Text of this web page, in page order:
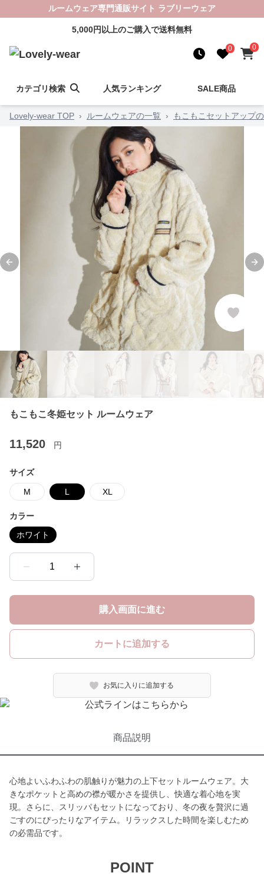
ルームウェア専門通販サイト ラブリーウェア
5,000円以上のご購入で送料無料
0 0
カテゴリ検索 人気ランキング SALE商品
Lovely-wear TOP › ルームウェアの一覧 › もこもこセットアップ
Previous slide
もこもこ冬姫セット ルームウェア
11,520 円
サイズ
M L XL
カラー
ホワイト
1
購入画面に進む
カートに追加する
お気に入りに追加する
商品説明
心地よいふわふわの肌触りが魅力の上下セットルームウェア。大
きなポケットと高めの襟が暖かさを提供し、快適な着心地を実
現。さらに、スリッパもセットになっており、冬の夜を贅沢に過
ごすのにぴったりなアイテム。リラックスした時間を楽しむため
の必需品です。
POINT